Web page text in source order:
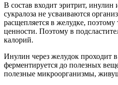
В состав входит эритрит, инулин
сукралоза не усваиваются
расщепляется в желудке,
ценности. Поэтому в
калорий.
Инулин через желудок проходит
ферментируется до полезных
полезные микроорганизмы,